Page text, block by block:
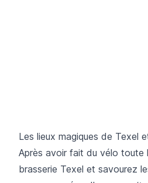
Les lieux magiques de Texel
Après avoir fait du vélo toute
brasserie Texel et savourez